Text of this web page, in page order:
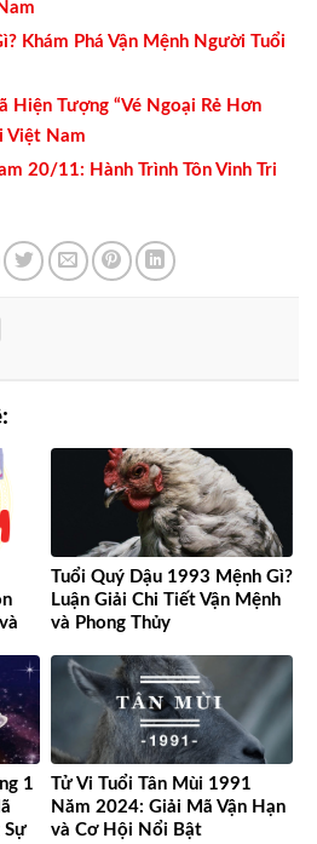
Khám Phá Vận Mệnh Người Tuổi
Hiện Tượng “Vé Ngoại Rẻ Hơn
Việt Nam
20/11: Hành Trình Tôn Vinh Tri
Tuổi Quý Dậu 1993 Mệnh Gì?
Luận Giải Chi Tiết Vận Mệnh
và Phong Thủy
1
Sự
Tử Vi Tuổi Tân Mùi 1991
Năm 2024: Giải Mã Vận Hạn
và Cơ Hội Nổi Bật